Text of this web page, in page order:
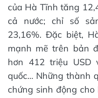
của Hà Tĩnh tăng
cả nước; chỉ số
23,16%. Đặc biệt,
mạnh mẽ trên bản
hơn 412 triệu USD
quốc… Những thành
chứng sinh động